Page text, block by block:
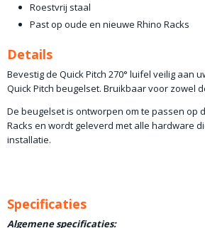
Roestvrij staal
Past op oude en nieuwe Rhino Racks
Details
Bevestig de Quick Pitch 270° luifel veilig aan
Quick Pitch beugelset. Bruikbaar voor zowel
De beugelset is ontworpen om te passen op
Racks en wordt geleverd met alle hardware
installatie.
Specificaties
Algemene specificaties: